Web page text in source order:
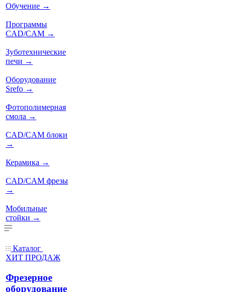
Обучение →
Программы
CAD/CAM →
Зуботехнические
печи →
Оборудование
Srefo →
Фотополимерная
смола →
CAD/CAM блоки
→
Керамика →
CAD/CAM фрезы
→
Мобильные
стойки →
Каталог
ХИТ ПРОДАЖ
Фрезерное
оборудование